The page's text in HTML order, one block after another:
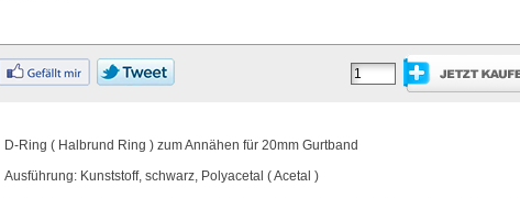
D-Ring ( Halbrund Ring ) zum Annähen für 20mm Gurtband
Ausführung: Kunststoff, schwarz, Polyacetal ( Acetal )